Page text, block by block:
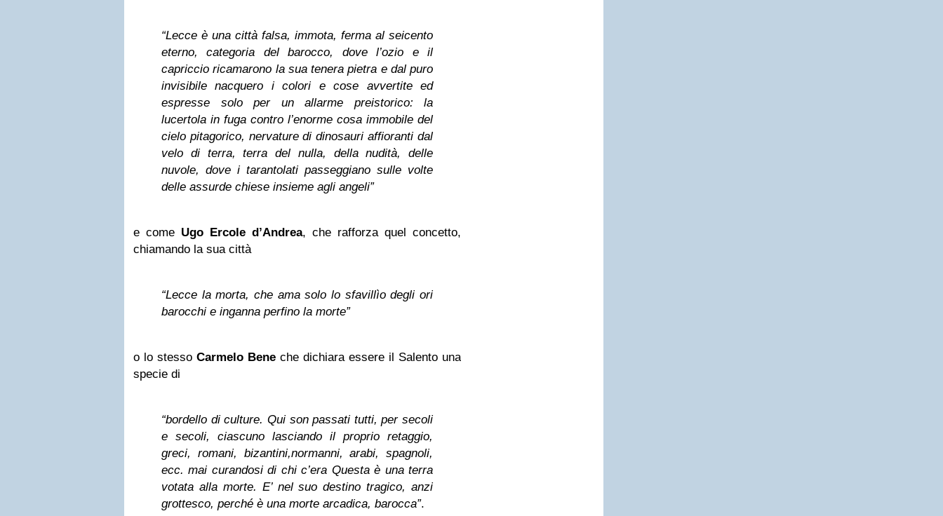
“Lecce è una città falsa, immota, ferma al seicento
eterno, categoria del barocco, dove l’ozio e il
capriccio ricamarono la sua tenera pietra e dal puro
invisibile nacquero i colori e cose avvertite ed
espresse solo per un allarme preistorico: la
lucertola in fuga contro l’enorme cosa immobile del
cielo pitagorico, nervature di dinosauri affioranti dal
velo di terra, terra del nulla, della nudità, delle
nuvole, dove i tarantolati passeggiano sulle volte
delle assurde chiese insieme agli angeli”
e come Ugo Ercole d’Andrea, che rafforza quel concetto,
chiamando la sua città
“Lecce la morta, che ama solo lo sfavillìo degli ori
barocchi e inganna perfino la morte”
o lo stesso Carmelo Bene che dichiara essere il Salento una
specie di
“bordello di culture. Qui son passati tutti, per secoli
e secoli, ciascuno lasciando il proprio retaggio,
greci, romani, bizantini,normanni, arabi, spagnoli,
ecc. mai curandosi di chi c’era Questa è una terra
votata alla morte. E’ nel suo destino tragico, anzi
grottesco, perché è una morte arcadica, barocca”.